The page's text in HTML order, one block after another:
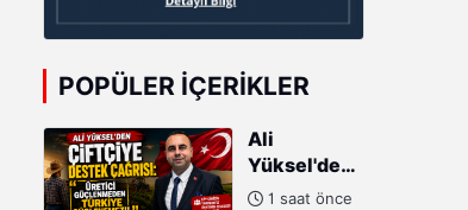
POPÜLER İÇERIKLER
Ali
Yüksel'den
Çiftçiye
1 saat önce